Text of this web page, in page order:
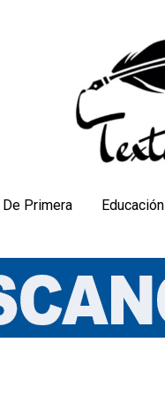
De Primera Educación